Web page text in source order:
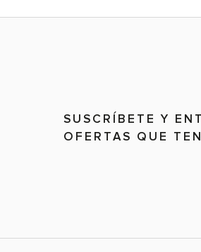
SUSCRÍBETE Y
OFERTAS QUE